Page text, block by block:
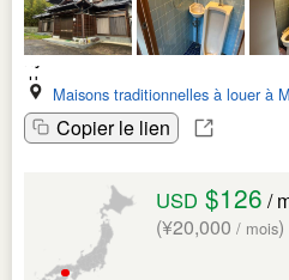
Maisons traditionnelles à louer à
Copier le lien
USD $126 /
(¥20,000 / mois)